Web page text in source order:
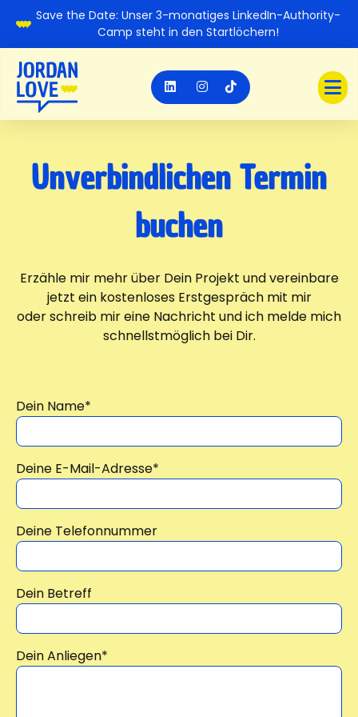
Save the Date: Unser 3-monatiges LinkedIn-Authority-
Camp steht in den Startlöchern!
Über Uns
Referenzen
YouGrow
Unverbindlichen Termin
buchen
Erzähle mir mehr über Dein Projekt und vereinbare
jetzt ein kostenloses Erstgespräch mit mir
oder schreib mir eine Nachricht und ich melde mich
schnellstmöglich bei Dir.
Dein Name*
Deine E-Mail-Adresse*
Deine Telefonnummer
Dein Betreff
Dein Anliegen*